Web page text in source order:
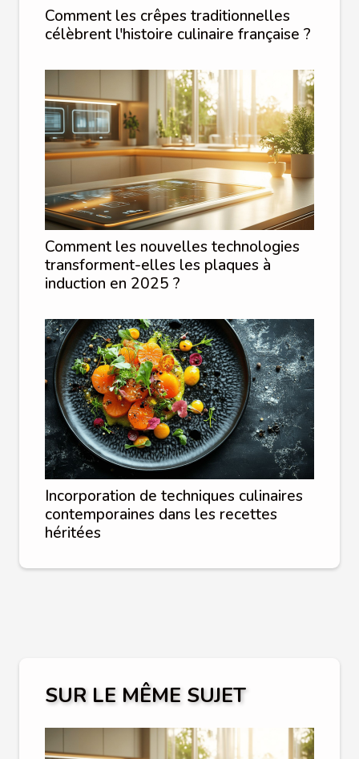
Comment les crêpes traditionnelles
célèbrent l'histoire culinaire française ?
Comment les nouvelles technologies
transforment-elles les plaques à
induction en 2025 ?
Incorporation de techniques culinaires
contemporaines dans les recettes
héritées
SUR LE MÊME SUJET